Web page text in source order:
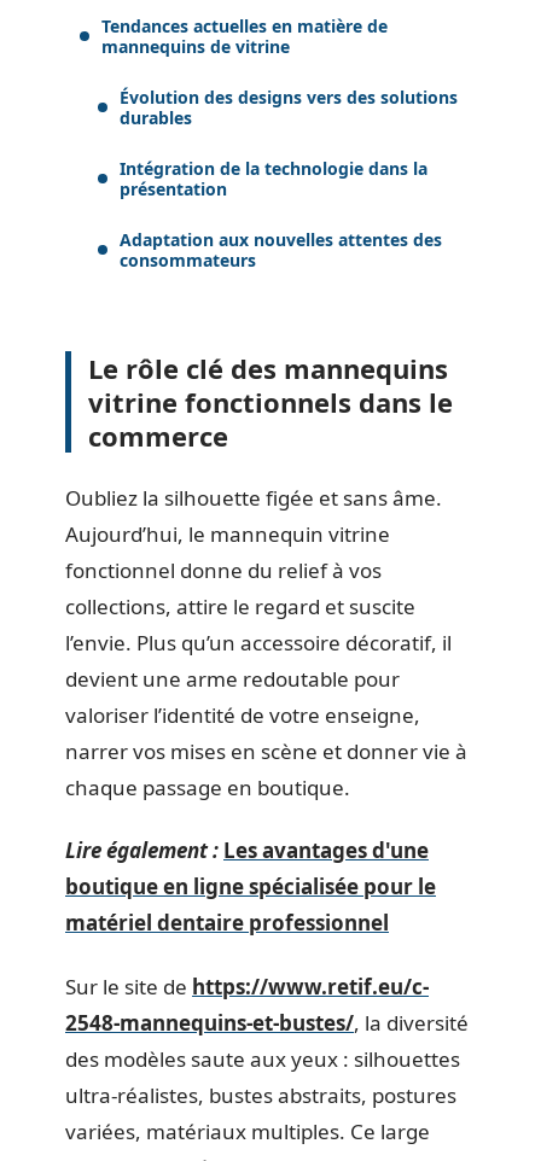
Tendances actuelles en matière de
mannequins de vitrine
Évolution des designs vers des solutions
durables
Intégration de la technologie dans la
présentation
Adaptation aux nouvelles attentes des
consommateurs
Le rôle clé des mannequins
vitrine fonctionnels dans le
commerce
Oubliez la silhouette figée et sans âme.
Aujourd’hui, le mannequin vitrine
fonctionnel donne du relief à vos
collections, attire le regard et suscite
l’envie. Plus qu’un accessoire décoratif, il
devient une arme redoutable pour
valoriser l’identité de votre enseigne,
narrer vos mises en scène et donner vie à
chaque passage en boutique.
Lire également : Les avantages d'une
boutique en ligne spécialisée pour le
matériel dentaire professionnel
Sur le site de https://www.retif.eu/c-
2548-mannequins-et-bustes/, la diversité
des modèles saute aux yeux : silhouettes
ultra-réalistes, bustes abstraits, postures
variées, matériaux multiples. Ce large